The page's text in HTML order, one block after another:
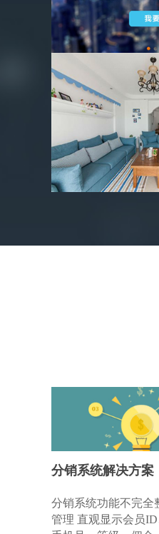
分销系统解决方案
分销系统功能不完全
管理 直观显示会员ID